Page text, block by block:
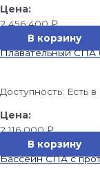
2 456 400₽
В корзину
Плавательный СПА
Доступность: Есть
2 116 000₽
В корзину
Бассейн СПА с